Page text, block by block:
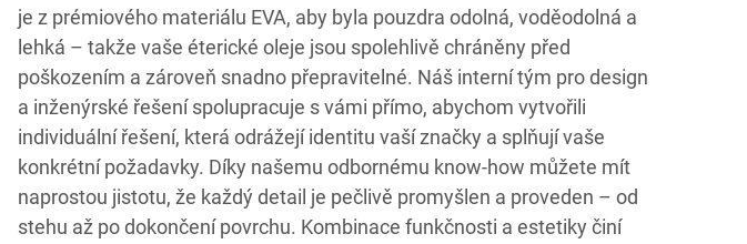
je z prémiového materiálu EVA, aby byla pouzdra odolná, voděodolná a
lehká – takže vaše éterické oleje jsou spolehlivě chráněny před
poškozením a zároveň snadno přepravitelné. Náš interní tým pro design
a inženýrské řešení spolupracuje s vámi přímo, abychom vytvořili
individuální řešení, která odrážejí identitu vaší značky a splňují vaše
konkrétní požadavky. Díky našemu odbornému know-how můžete mít
naprostou jistotu, že každý detail je pečlivě promyšlen a proveden – od
stehu až po dokončení povrchu. Kombinace funkčnosti a estetiky činí